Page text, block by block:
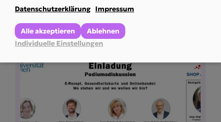
Mehr anzeigen
Datenschutzerklärung Impressum
Individuelle Einstellungen
Ablehnen
Alle akzeptieren